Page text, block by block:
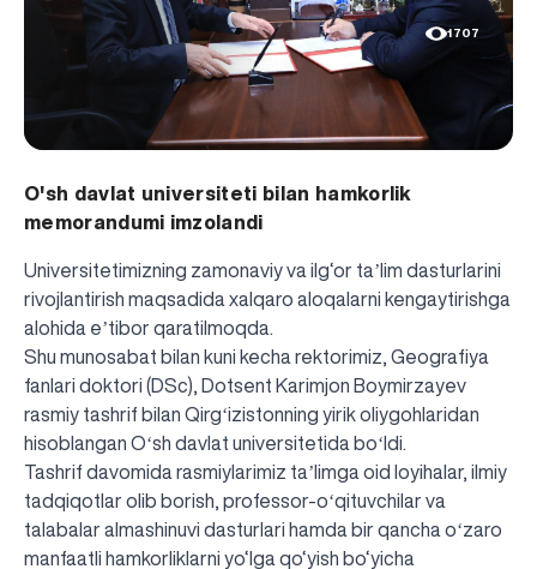
1707
O'sh davlat universiteti bilan hamkorlik
memorandumi imzolandi
Universitetimizning zamonaviy va ilg‘or taʼlim dasturlarini
rivojlantirish maqsadida xalqaro aloqalarni kengaytirishga
alohida eʼtibor qaratilmoqda.
Shu munosabat bilan kuni kecha rektorimiz, Geografiya
fanlari doktori (DSc), Dotsent Karimjon Boymirzayev
rasmiy tashrif bilan Qirgʻizistonning yirik oliygohlaridan
hisoblangan Oʻsh davlat universitetida boʻldi.
Tashrif davomida rasmiylarimiz taʼlimga oid loyihalar, ilmiy
tadqiqotlar olib borish, professor-oʻqituvchilar va
talabalar almashinuvi dasturlari hamda bir qancha oʻzaro
manfaatli hamkorliklarni yo‘lga qo‘yish bo‘yicha